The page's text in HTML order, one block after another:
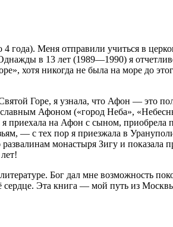
Меня отправили учиться в
в 13 лет (1989—1990) я
хотя никогда не была на море до
Горе, я узнала, что Афон — это
Афоном («город Неба»,
приехала на Афон с сыном,
— с тех пор я приезжала в Урануполи
монастыря Зигу и показала
Бог дал мне возможность
сердце. Эта книга — мой путь из